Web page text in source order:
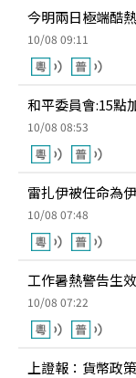
今明兩日極端酷
10/08 09:11
和平委員會:15點
10/08 08:53
雷扎伊被任命為
10/08 07:48
工作暑熱警告生
10/08 07:22
上證報：貨幣政